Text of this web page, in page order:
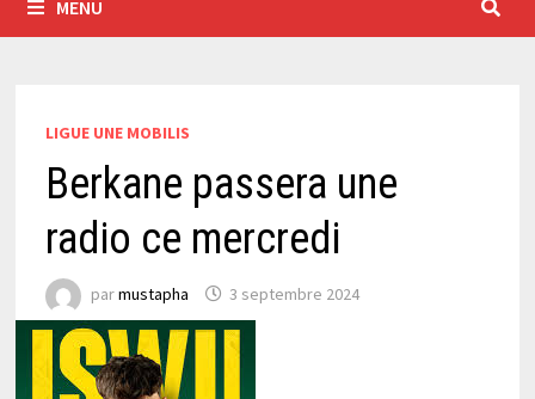
MENU
LIGUE UNE MOBILIS
Berkane passera une
radio ce mercredi
parmustapha 3 septembre 2024